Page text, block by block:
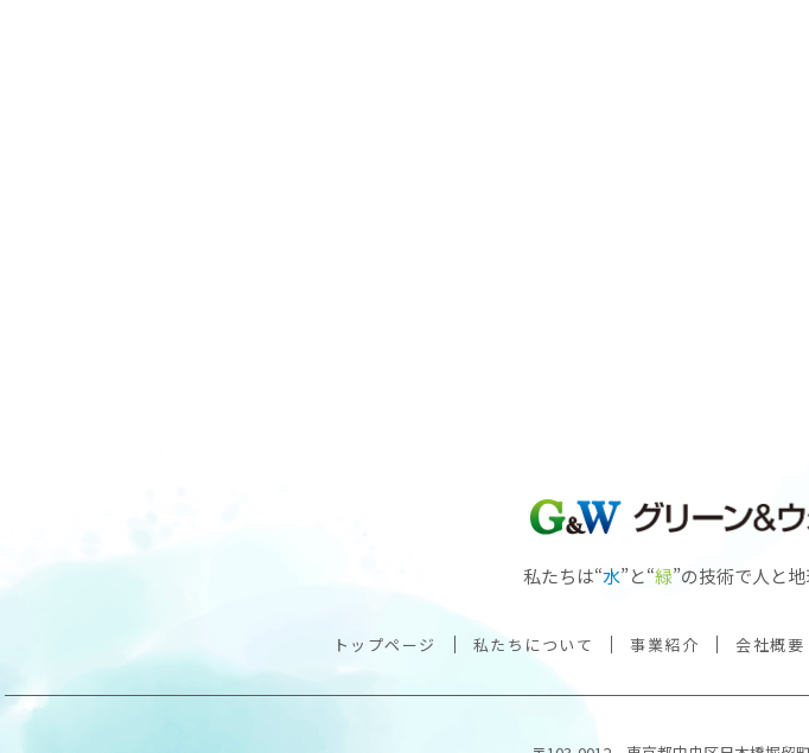
私たちは“水”と“緑”の技術で人と
トップページ 私たちについて 事業紹介 会社概要